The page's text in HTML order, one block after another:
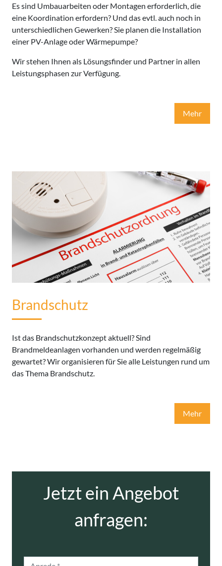
Es sind Umbauarbeiten oder Montagen erforderlich, die
eine Koordination erfordern? Und das evtl. auch noch in
unterschiedlichen Gewerken? Sie planen die Installation
einer PV-Anlage oder Wärmepumpe?
Wir stehen Ihnen als Lösungsfinder und Partner in allen
Leistungsphasen zur Verfügung.
Mehr
Brandschutz
Ist das Brandschutzkonzept aktuell? Sind
Brandmeldeanlagen vorhanden und werden regelmäßig
gewartet? Wir organisieren für Sie alle Leistungen rund um
das Thema Brandschutz.
Mehr
Jetzt ein Angebot
anfragen:
Anrede